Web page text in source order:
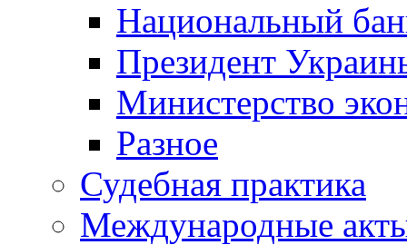
Национальный
Президент
Министерство
Разное
Судебная практика
Международные